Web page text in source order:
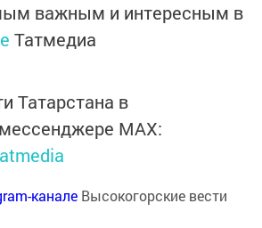
важным и интересным в
Татмедиа
Татарстана в
MАХ:
канале Высокогорские вести